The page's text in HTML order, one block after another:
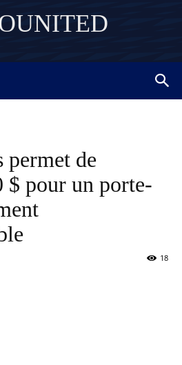
permet de
$ pour un porte-
18